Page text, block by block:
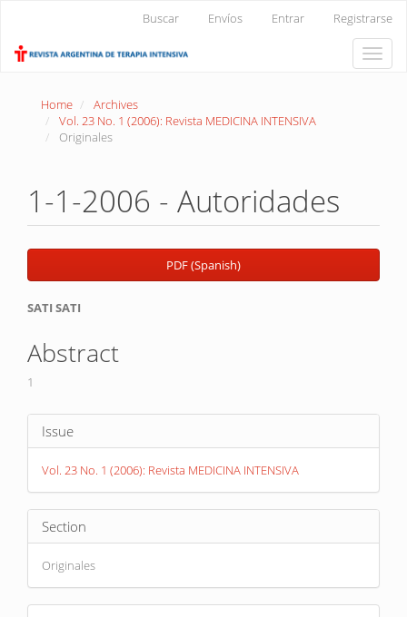
Content
Buscar Envíos Entrar Registrarse
Toggle
Home
Archives
Vol. 23 No. 1 (2006): Revista MEDICINA INTENSIVA
Originales
1-1-2006 - Autoridades
Article
Sidebar
PDF (Spanish)
Main
Article
Content
SATI SATI
Abstract
1
Article
Details
Issue
Vol. 23 No. 1 (2006): Revista MEDICINA INTENSIVA
Section
Originales